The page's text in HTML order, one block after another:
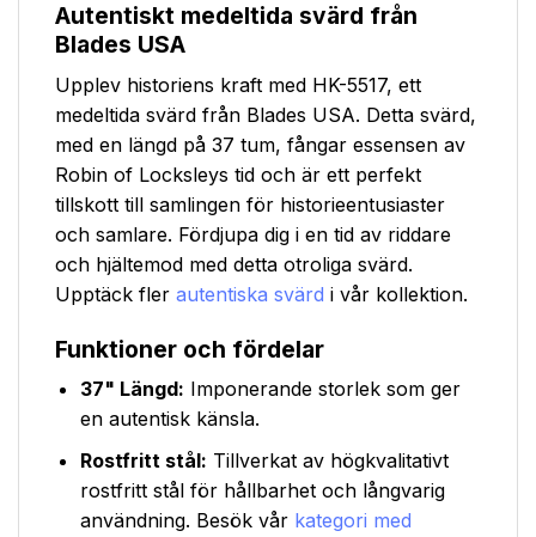
Autentiskt medeltida svärd från
Blades USA
Upplev historiens kraft med HK-5517, ett
medeltida svärd från Blades USA. Detta svärd,
med en längd på 37 tum, fångar essensen av
Robin of Locksleys tid och är ett perfekt
tillskott till samlingen för historieentusiaster
och samlare. Fördjupa dig i en tid av riddare
och hjältemod med detta otroliga svärd.
Upptäck fler autentiska svärd i vår kollektion.
Funktioner och fördelar
37" Längd: Imponerande storlek som ger
en autentisk känsla.
Rostfritt stål: Tillverkat av högkvalitativt
rostfritt stål för hållbarhet och långvarig
användning. Besök vår kategori med